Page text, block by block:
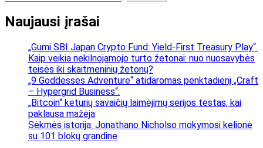
Naujausi įrašai
„Gumi SBI Japan Crypto Fund: Yield-First Treasury Play“.
Kaip veikia nekilnojamojo turto žetonai: nuo nuosavybės
teisės iki skaitmeninių žetonų?
„9 Goddesses Adventure“ atidaromas penktadienį „Craft
– Hypergrid Business“.
„Bitcoin“ keturių savaičių laimėjimų serijos testas, kai
paklausa mažėja
Sėkmės istorija: Jonathano Nicholso mokymosi kelionė
su 101 blokų grandine